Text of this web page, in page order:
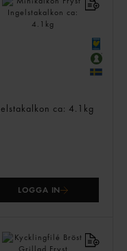
ca: 4.1kg
LOGGA IN